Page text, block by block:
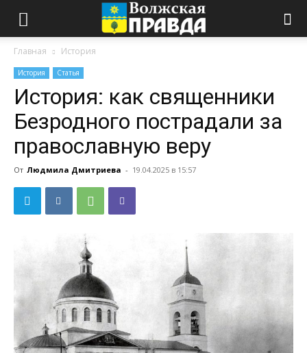
Главная История
История Статья
История: как священники
Безродного пострадали за
православную веру
От Людмила Дмитриева - 19.04.2025 в 15:57